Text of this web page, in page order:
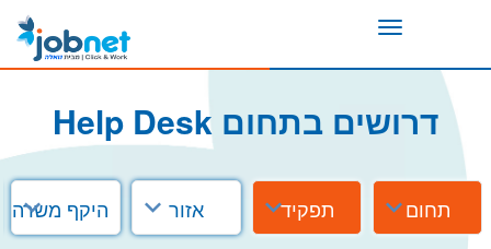
Toggle
דרושים בתחום Help Desk
תחום תפקיד אזור היקף משרה